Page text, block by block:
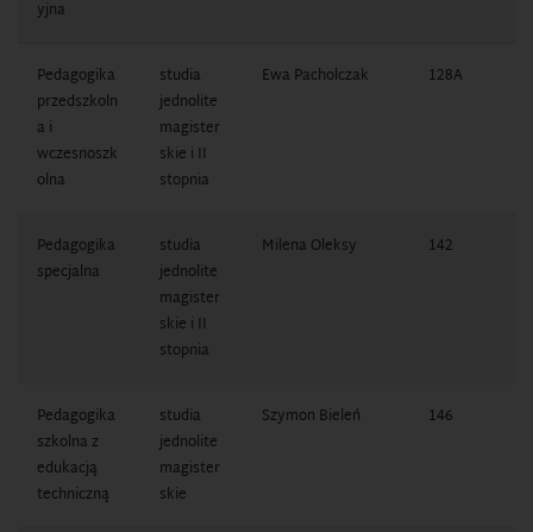
yjna
Pedagogika
przedszkoln
a i
wczesnoszk
olna
studia
jednolite
magister
skie i II
stopnia
Ewa Pacholczak 128A
Pedagogika
specjalna
studia
jednolite
magister
skie i II
stopnia
Milena Oleksy 142
Pedagogika
szkolna z
edukacją
techniczną
studia
jednolite
magister
skie
Szymon Bieleń 146